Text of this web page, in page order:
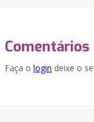
Comentários
Faça o login deixe o